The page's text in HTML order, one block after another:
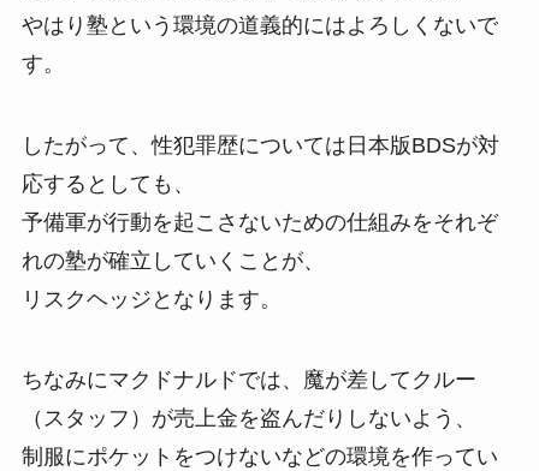
やはり塾という環境の道義的にはよろしくないで
す。
したがって、性犯罪歴については日本版BDSが対
応するとしても、
予備軍が行動を起こさないための仕組みをそれぞ
れの塾が確立していくことが、
リスクヘッジとなります。
ちなみにマクドナルドでは、魔が差してクルー
（スタッフ）が売上金を盗んだりしないよう、
制服にポケットをつけないなどの環境を作ってい